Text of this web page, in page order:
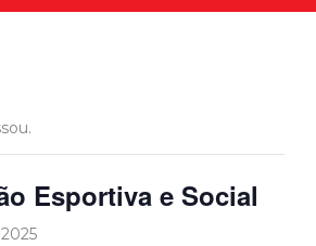
Esportiva e Social